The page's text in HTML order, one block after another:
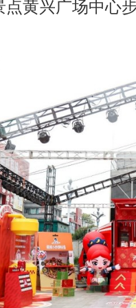
点黄兴广场中心